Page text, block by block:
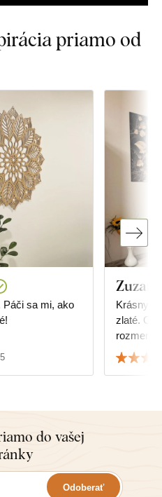
priamo od
Páči sa mi, ako
Krásny
zlaté.
do vašej
Odoberať